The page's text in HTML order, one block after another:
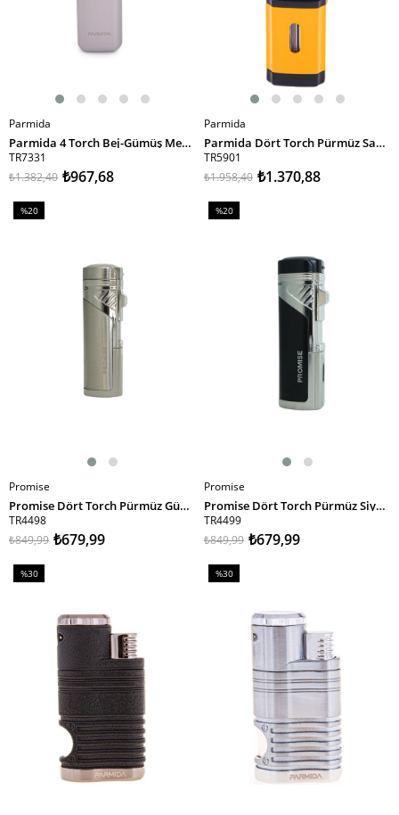
SEPETE EKLE
Parmida
Parmida 4 Torch Bej-Gümüş Metal Puro Çakmağı
TR7331
₺967,68
₺1.382,40
SEPETE EKLE
Parmida
Parmida Dört Torch Pürmüz Sarı Puro Çakmağı
TR5901
₺1.370,88
₺1.958,40
SEPETE EKLE
%20
Promise
Promise Dört Torch Pürmüz Gümüş Puro Çakmağı
TR4498
₺679,99
₺849,99
SEPETE EKLE
%20
Promise
Promise Dört Torch Pürmüz Siyah-Gümüş Puro Çakmağı
TR4499
₺679,99
₺849,99
%30
%30